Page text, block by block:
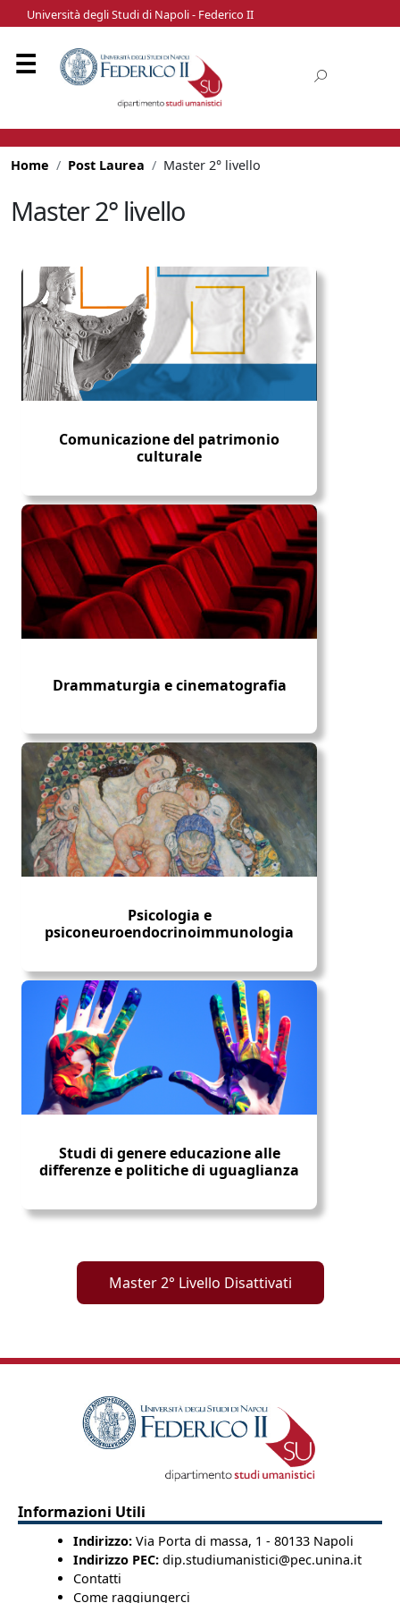
Università degli Studi di Napoli - Federico II
Home Post Laurea Master 2° livello
Master 2° livello
Comunicazione del patrimonio
culturale
Drammaturgia e cinematografia
Psicologia e
psiconeuroendocrinoimmunologia
Studi di genere educazione alle
differenze e politiche di uguaglianza
Master 2° Livello Disattivati
Informazioni Utili
Indirizzo: Via Porta di massa, 1 - 80133 Napoli
Indirizzo PEC: dip.studiumanistici@pec.unina.it
Contatti
Come raggiungerci